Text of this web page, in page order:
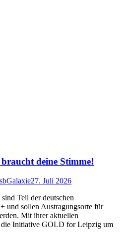
deine Stimme!
27. Juli 2026
Teil der deutschen
und sollen Austragungsorte für
Mit ihrer aktuellen
Initiative GOLD for Leipzig um